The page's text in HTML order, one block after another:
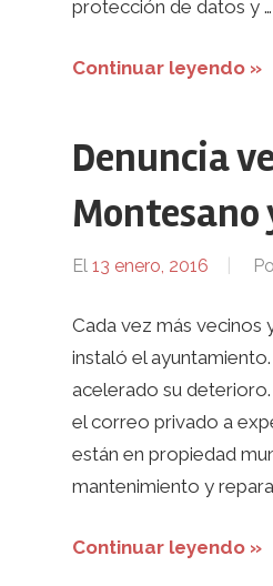
protección de datos y …
Continuar leyendo »
Denuncia
Montesano
El 13 enero, 2016
Cada vez más vecinos
instaló el
acelerado su
el correo privado a
están en propiedad
mantenimiento y
Continuar leyendo »